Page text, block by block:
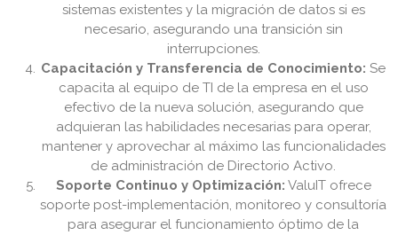
sistemas existentes y la migración de datos si es
necesario, asegurando una transición sin
interrupciones.
Capacitación y Transferencia de Conocimiento: Se
capacita al equipo de TI de la empresa en el uso
efectivo de la nueva solución, asegurando que
adquieran las habilidades necesarias para operar,
mantener y aprovechar al máximo las funcionalidades
de administración de Directorio Activo.
Soporte Continuo y Optimización: ValuIT ofrece
soporte post-implementación, monitoreo y consultoría
para asegurar el funcionamiento óptimo de la